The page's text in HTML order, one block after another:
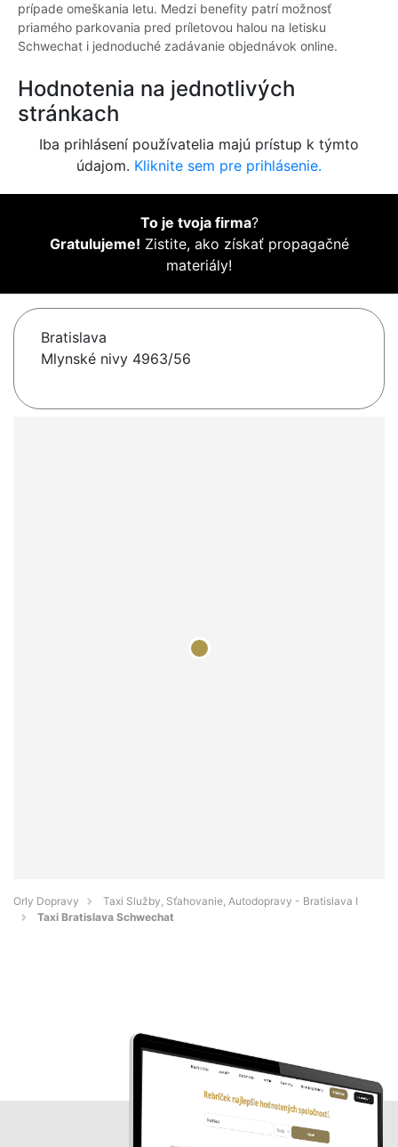
prípade omeškania letu. Medzi benefity patrí možnosť
priamého parkovania pred príletovou halou na letisku
Schwechat i jednoduché zadávanie objednávok online.
Hodnotenia na jednotlivých
stránkach
Iba prihlásení používatelia majú prístup k týmto
údajom. Kliknite sem pre prihlásenie.
To je tvoja firma?
Gratulujeme! Zistite, ako získať propagačné
materiály!
Bratislava
Mlynské nivy 4963/56
Orly Dopravy
Taxi Služby, Sťahovanie, Autodopravy - Bratislava I
Taxi Bratislava Schwechat